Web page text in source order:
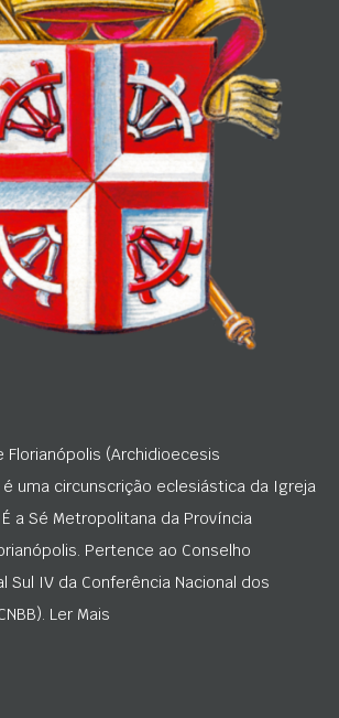
Florianópolis (Archidioecesis
é uma circunscrição eclesiástica da Igreja
a Sé Metropolitana da Província
Pertence ao Conselho
Sul IV da Conferência Nacional dos
Ler Mais